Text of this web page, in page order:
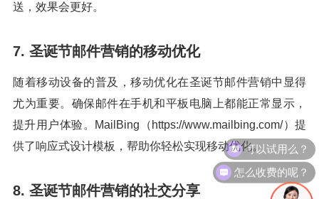
送，效果会更好。
7. 圣诞节邮件营销的移动优化
随着移动设备的普及，移动优化在圣诞节邮件营销中显得
尤为重要。确保邮件在手机和平板电脑上都能正常显示，
提升用户体验。MailBing（https://www.mailbing.com/）提
供了响应式设计模板，帮助你轻松实现移动优化。
8. 圣诞节邮件营销的社交分享
可以试用么？
怎么收费的呢？